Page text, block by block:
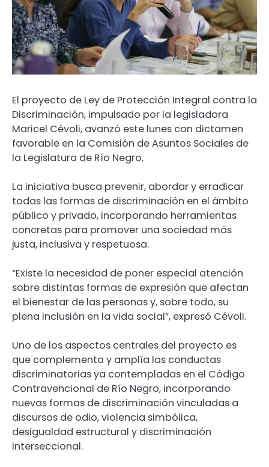
El proyecto de Ley de Protección Integral contra la
Discriminación, impulsado por la legisladora
Maricel Cévoli, avanzó este lunes con dictamen
favorable en la Comisión de Asuntos Sociales de
la Legislatura de Río Negro.
La iniciativa busca prevenir, abordar y erradicar
todas las formas de discriminación en el ámbito
público y privado, incorporando herramientas
concretas para promover una sociedad más
justa, inclusiva y respetuosa.
“Existe la necesidad de poner especial atención
sobre distintas formas de expresión que afectan
el bienestar de las personas y, sobre todo, su
plena inclusión en la vida social”, expresó Cévoli.
Uno de los aspectos centrales del proyecto es
que complementa y amplía las conductas
discriminatorias ya contempladas en el Código
Contravencional de Río Negro, incorporando
nuevas formas de discriminación vinculadas a
discursos de odio, violencia simbólica,
desigualdad estructural y discriminación
interseccional.